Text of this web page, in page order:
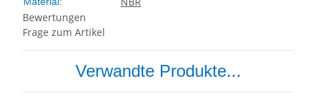
Bewertungen
Frage zum Artikel
Verwandte Produkte...